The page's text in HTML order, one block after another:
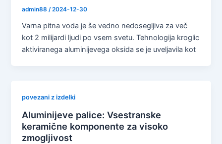
admin88 /2024-12-30
Varna pitna voda je še vedno nedosegljiva za več
kot 2 milijardi ljudi po vsem svetu. Tehnologija kroglic
aktiviranega aluminijevega oksida se je uveljavila kot
povezani z izdelki
Aluminijeve palice: Vsestranske
keramične komponente za visoko
zmogljivost